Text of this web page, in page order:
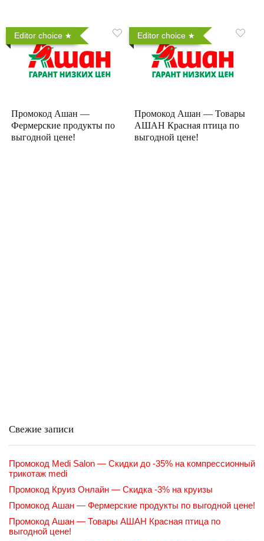
Editor choice
Промокод Ашан —
Фермерские продукты по
выгодной цене!
Editor choice
Промокод Ашан — Товары
АШАН Красная птица по
выгодной цене!
Свежие записи
Промокод Medi Salon — Скидки до -35% на компрессионный
трикотаж medi
Промокод Круиз Онлайн — Скидка -3% на круизы
Промокод Ашан — Фермерские продукты по выгодной цене!
Промокод Ашан — Товары АШАН Красная птица по
выгодной цене!